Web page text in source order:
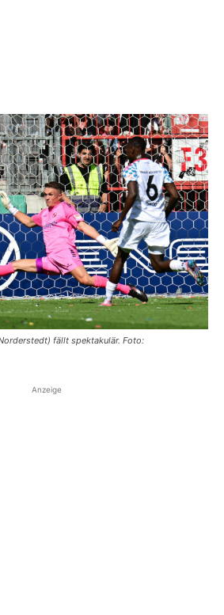
fällt spektakulär. Foto:
Anzeige